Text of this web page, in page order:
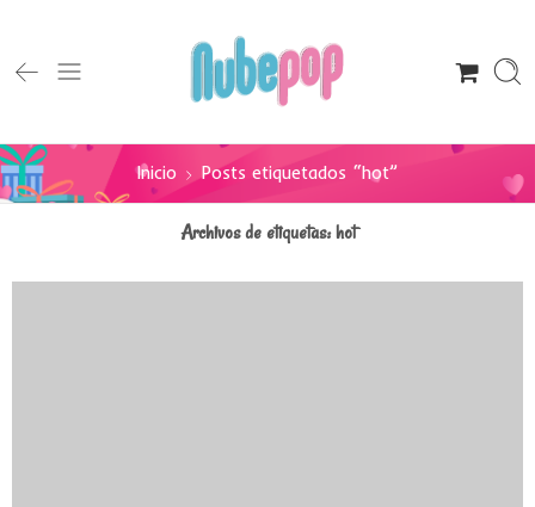
Inicio Posts etiquetados “hot”
Archivos de etiquetas:hot